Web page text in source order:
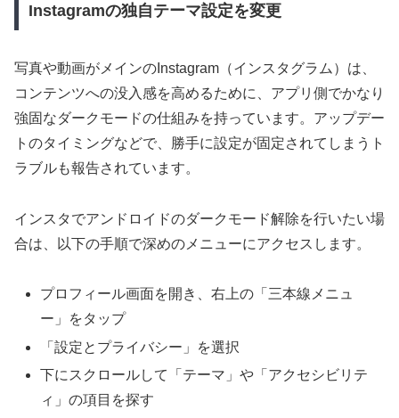
Instagramの独自テーマ設定を変更
写真や動画がメインのInstagram（インスタグラム）は、
コンテンツへの没入感を高めるために、アプリ側でかなり
強固なダークモードの仕組みを持っています。アップデー
トのタイミングなどで、勝手に設定が固定されてしまうト
ラブルも報告されています。
インスタでアンドロイドのダークモード解除を行いたい場
合は、以下の手順で深めのメニューにアクセスします。
プロフィール画面を開き、右上の「三本線メニュ
ー」をタップ
「設定とプライバシー」を選択
下にスクロールして「テーマ」や「アクセシビリテ
ィ」の項目を探す